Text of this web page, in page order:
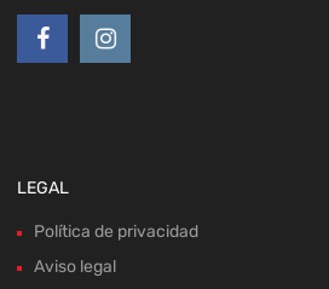
LEGAL
Política de privacidad
Aviso legal